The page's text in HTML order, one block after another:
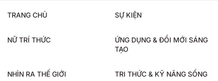
TRANG CHỦ SỰ KIỆN
NỮ TRÍ THỨC
ỨNG DỤNG & ĐỔI MỚI SÁNG
TẠO
NHÌN RA THẾ GIỚI TRI THỨC & KỸ NĂNG SỐNG